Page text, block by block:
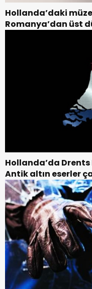
Hollanda’daki
Romanya’dan üst
Hollanda’da Drents
Antik altın eserler